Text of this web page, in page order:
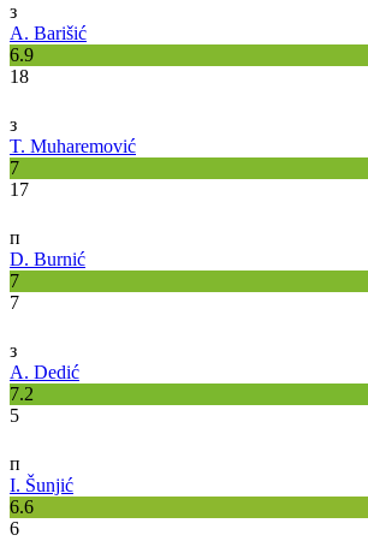
з
A. Barišić
6.9
18
з
T. Muharemović
7
17
п
D. Burnić
7
7
з
A. Dedić
7.2
5
п
I. Šunjić
6.6
6